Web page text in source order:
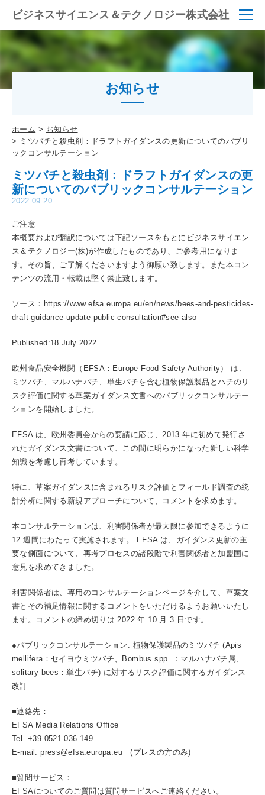
ビジネスサイエンス＆テクノロジー株式会社
お知らせ
ホーム
お知らせ
ミツバチと殺虫剤：ドラフトガイダンスの更新についてのパブリ
ックコンサルテーション
ミツバチと殺虫剤：ドラフトガイダンスの更
新についてのパブリックコンサルテーション
2022.09.20
ご注意
本概要および翻訳については下記ソースをもとにビジネスサイエン
ス＆テクノロジー(株)が作成したものであり、ご参考用になりま
す。その旨、ご了解くださいますよう御願い致します。また本コン
テンツの流用・転載は堅く禁止致します。
ソース：https://www.efsa.europa.eu/en/news/bees-and-pesticides-
draft-guidance-update-public-consultation#see-also
Published:18 July 2022
欧州食品安全機関（EFSA：Europe Food Safety Authority） は、
ミツバチ、マルハナバチ、単生バチを含む植物保護製品とハチのリ
スク評価に関する草案ガイダンス文書へのパブリックコンサルテー
ションを開始しました。
EFSA は、欧州委員会からの要請に応じ、2013 年に初めて発行さ
れたガイダンス文書について、この間に明らかになった新しい科学
知識を考慮し再考しています。
特に、草案ガイダンスに含まれるリスク評価とフィールド調査の統
計分析に関する新規アプローチについて、コメントを求めます。
本コンサルテーションは、利害関係者が最大限に参加できるように
12 週間にわたって実施されます。 EFSA は、ガイダンス更新の主
要な側面について、再考プロセスの諸段階で利害関係者と加盟国に
意見を求めてきました。
利害関係者は、専用のコンサルテーションページを介して、草案文
書とその補足情報に関するコメントをいただけるようお願いいたし
ます。コメントの締め切りは 2022 年 10 月 3 日です。
●パブリックコンサルテーション: 植物保護製品のミツバチ (Apis
mellifera：セイヨウミツバチ、Bombus spp. ：マルハナバチ属、
solitary bees：単生バチ) に対するリスク評価に関するガイダンス
改訂
■連絡先：
EFSA Media Relations Office
Tel. +39 0521 036 149
E-mail: press@efsa.europa.eu (プレスの方のみ)
■質問サービス：
EFSAについてのご質問は質問サービスへご連絡ください。